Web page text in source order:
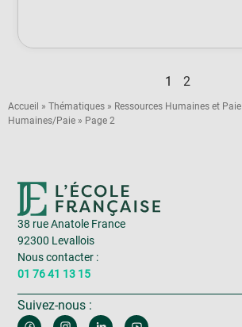
1 2
Accueil » Thématiques » Ressources Humaines et Paie
Humaines/Paie » Page 2
38 rue Anatole France
92300 Levallois
Nous contacter :
01 76 41 13 15
Suivez-nous :